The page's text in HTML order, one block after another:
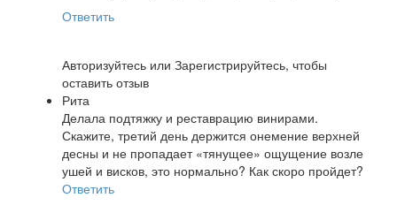
Ответить
Авторизуйтесь или Зарегистрируйтесь, чтобы
оставить отзыв
Рита
Делала подтяжку и реставрацию винирами.
Скажите, третий день держится онемение верхней
десны и не пропадает «тянущее» ощущение возле
ушей и висков, это нормально? Как скоро пройдет?
Ответить